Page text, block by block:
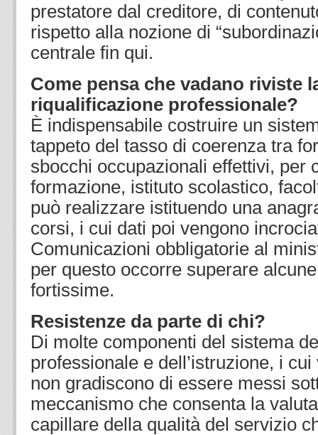
prestatore dal creditore, di
rispetto alla nozione di
centrale fin qui.
Come pensa che vadano riviste
riqualificazione professionale?
È indispensabile costruire un
tappeto del tasso di coerenza tra
sbocchi occupazionali effettivi, per
formazione, istituto scolastico,
può realizzare istituendo una
corsi, i cui dati poi vengono
Comunicazioni obbligatorie al
per questo occorre superare
fortissime.
Resistenze da parte di chi?
Di molte componenti del sistema
professionale e dell’istruzione, i
non gradiscono di essere messi
meccanismo che consenta la
capillare della qualità del servizio